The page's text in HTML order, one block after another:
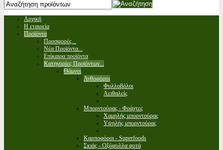
Αρχική
Η εταιρεία
Προϊόντα
Προσφορές...
Νέα Προϊόντα...
Επίκαιρα προϊόντα
Κατηγορίες Προϊόντων...
Θάμνοι
Ανθοφόροι
Φυλλοβόλοι
Αειθαλείς
Μπορντούρας - Φράχτες
Χαμηλής μπορντούρας
Υψηλής μπορντούρας
Καρποφόροι - Superfoods
Σκιάς - Οξύφυλλα φυτά